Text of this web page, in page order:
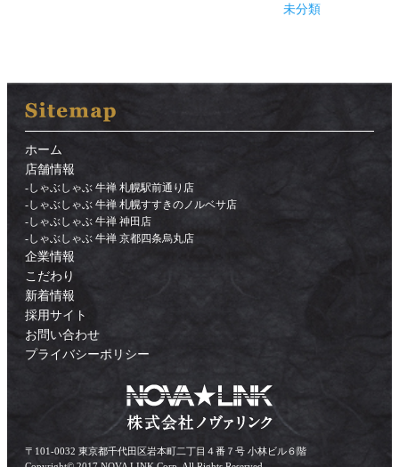
未分類
ホーム
店舗情報
-しゃぶしゃぶ 牛禅 札幌駅前通り店
-しゃぶしゃぶ 牛禅 札幌すすきのノルベサ店
-しゃぶしゃぶ 牛禅 神田店
-しゃぶしゃぶ 牛禅 京都四条烏丸店
企業情報
こだわり
新着情報
採用サイト
お問い合わせ
プライバシーポリシー
〒101-0032 東京都千代田区岩本町二丁目４番７号 小林ビル６階